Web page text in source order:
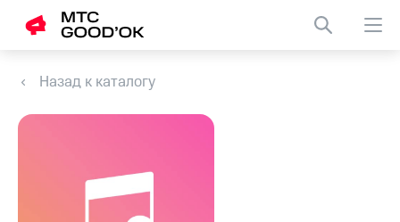
Назад к каталогу